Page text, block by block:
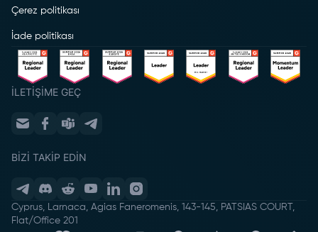
Çerez politikası
İade politikası
İLETIŞIME GEÇ
BIZI TAKIP EDIN
Cyprus, Larnaca, Agias Faneromenis, 143-145, PATSIAS COURT,
Flat/Office 201